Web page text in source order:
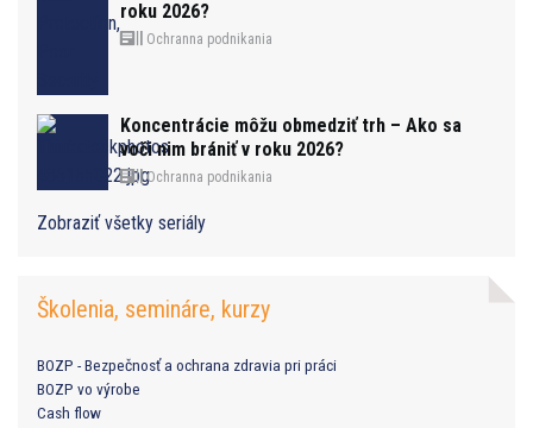
roku 2026?
Ochranna podnikania
Koncentrácie môžu obmedziť trh – Ako sa
voči nim brániť v roku 2026?
Ochranna podnikania
Zobraziť všetky seriály
Školenia, semináre, kurzy
BOZP - Bezpečnosť a ochrana zdravia pri práci
BOZP vo výrobe
Cash flow